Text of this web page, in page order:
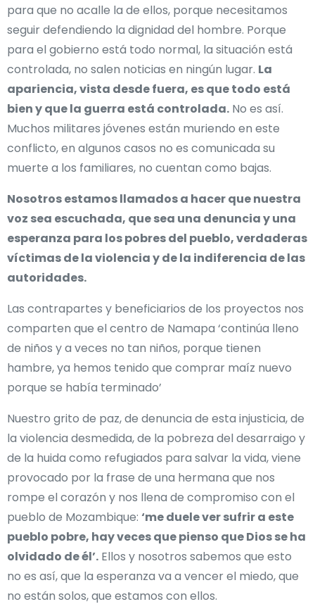
para que no acalle la de ellos, porque necesitamos
seguir defendiendo la dignidad del hombre. Porque
para el gobierno está todo normal, la situación está
controlada, no salen noticias en ningún lugar. La
apariencia, vista desde fuera, es que todo está
bien y que la guerra está controlada. No es así.
Muchos militares jóvenes están muriendo en este
conflicto, en algunos casos no es comunicada su
muerte a los familiares, no cuentan como bajas.
Nosotros estamos llamados a hacer que nuestra
voz sea escuchada, que sea una denuncia y una
esperanza para los pobres del pueblo, verdaderas
víctimas de la violencia y de la indiferencia de las
autoridades.
Las contrapartes y beneficiarios de los proyectos nos
comparten que el centro de Namapa ‘continúa lleno
de niños y a veces no tan niños, porque tienen
hambre, ya hemos tenido que comprar maíz nuevo
porque se había terminado’
Nuestro grito de paz, de denuncia de esta injusticia, de
la violencia desmedida, de la pobreza del desarraigo y
de la huida como refugiados para salvar la vida, viene
provocado por la frase de una hermana que nos
rompe el corazón y nos llena de compromiso con el
pueblo de Mozambique: ‘me duele ver sufrir a este
pueblo pobre, hay veces que pienso que Dios se ha
olvidado de él’. Ellos y nosotros sabemos que esto
no es así, que la esperanza va a vencer el miedo, que
no están solos, que estamos con ellos.